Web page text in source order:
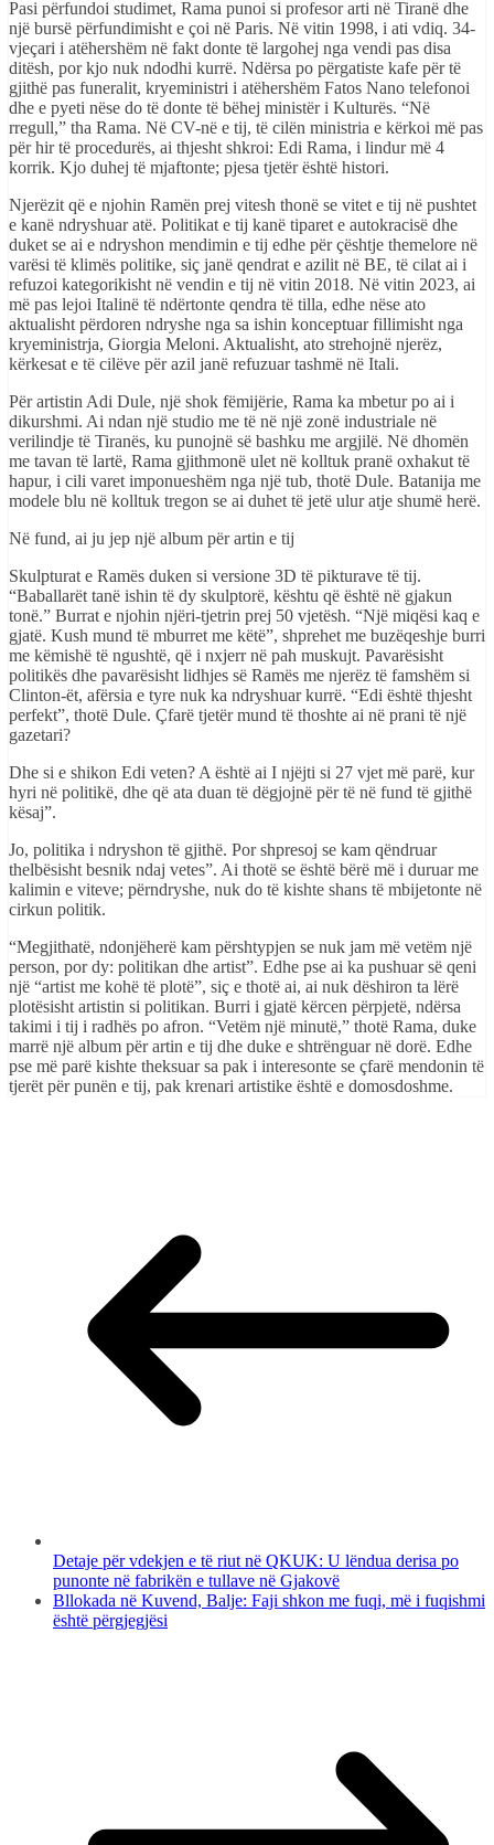
Pasi përfundoi studimet, Rama punoi si profesor arti në Tiranë dhe
një bursë përfundimisht e çoi në Paris. Në vitin 1998, i ati vdiq. 34-
vjeçari i atëhershëm në fakt donte të largohej nga vendi pas disa
ditësh, por kjo nuk ndodhi kurrë. Ndërsa po përgatiste kafe për të
gjithë pas funeralit, kryeministri i atëhershëm Fatos Nano telefonoi
dhe e pyeti nëse do të donte të bëhej ministër i Kulturës. “Në
rregull,” tha Rama. Në CV-në e tij, të cilën ministria e kërkoi më pas
për hir të procedurës, ai thjesht shkroi: Edi Rama, i lindur më 4
korrik. Kjo duhej të mjaftonte; pjesa tjetër është histori.
Njerëzit që e njohin Ramën prej vitesh thonë se vitet e tij në pushtet
e kanë ndryshuar atë. Politikat e tij kanë tiparet e autokracisë dhe
duket se ai e ndryshon mendimin e tij edhe për çështje themelore në
varësi të klimës politike, siç janë qendrat e azilit në BE, të cilat ai i
refuzoi kategorikisht në vendin e tij në vitin 2018. Në vitin 2023, ai
më pas lejoi Italinë të ndërtonte qendra të tilla, edhe nëse ato
aktualisht përdoren ndryshe nga sa ishin konceptuar fillimisht nga
kryeministrja, Giorgia Meloni. Aktualisht, ato strehojnë njerëz,
kërkesat e të cilëve për azil janë refuzuar tashmë në Itali.
Për artistin Adi Dule, një shok fëmijërie, Rama ka mbetur po ai i
dikurshmi. Ai ndan një studio me të në një zonë industriale në
verilindje të Tiranës, ku punojnë së bashku me argjilë. Në dhomën
me tavan të lartë, Rama gjithmonë ulet në kolltuk pranë oxhakut të
hapur, i cili varet imponueshëm nga një tub, thotë Dule. Batanija me
modele blu në kolltuk tregon se ai duhet të jetë ulur atje shumë herë.
Në fund, ai ju jep një album për artin e tij
Skulpturat e Ramës duken si versione 3D të pikturave të tij.
“Baballarët tanë ishin të dy skulptorë, kështu që është në gjakun
tonë.” Burrat e njohin njëri-tjetrin prej 50 vjetësh. “Një miqësi kaq e
gjatë. Kush mund të mburret me këtë”, shprehet me buzëqeshje burri
me këmishë të ngushtë, që i nxjerr në pah muskujt. Pavarësisht
politikës dhe pavarësisht lidhjes së Ramës me njerëz të famshëm si
Clinton-ët, afërsia e tyre nuk ka ndryshuar kurrë. “Edi është thjesht
perfekt”, thotë Dule. Çfarë tjetër mund të thoshte ai në prani të një
gazetari?
Dhe si e shikon Edi veten? A është ai I njëjti si 27 vjet më parë, kur
hyri në politikë, dhe që ata duan të dëgjojnë për të në fund të gjithë
kësaj”.
Jo, politika i ndryshon të gjithë. Por shpresoj se kam qëndruar
thelbësisht besnik ndaj vetes”. Ai thotë se është bërë më i duruar me
kalimin e viteve; përndryshe, nuk do të kishte shans të mbijetonte në
cirkun politik.
“Megjithatë, ndonjëherë kam përshtypjen se nuk jam më vetëm një
person, por dy: politikan dhe artist”. Edhe pse ai ka pushuar së qeni
një “artist me kohë të plotë”, siç e thotë ai, ai nuk dëshiron ta lërë
plotësisht artistin si politikan. Burri i gjatë kërcen përpjetë, ndërsa
takimi i tij i radhës po afron. “Vetëm një minutë,” thotë Rama, duke
marrë një album për artin e tij dhe duke e shtrënguar në dorë. Edhe
pse më parë kishte theksuar sa pak i interesonte se çfarë mendonin të
tjerët për punën e tij, pak krenari artistike është e domosdoshme.
Detaje për vdekjen e të riut në QKUK: U lëndua derisa po
punonte në fabrikën e tullave në Gjakovë
Bllokada në Kuvend, Balje: Faji shkon me fuqi, më i fuqishmi
është përgjegjësi